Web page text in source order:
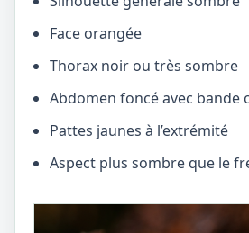
Face orangée
Thorax noir ou très sombre
Abdomen foncé avec bande
Pattes jaunes à l’extrémité
Aspect plus sombre que le